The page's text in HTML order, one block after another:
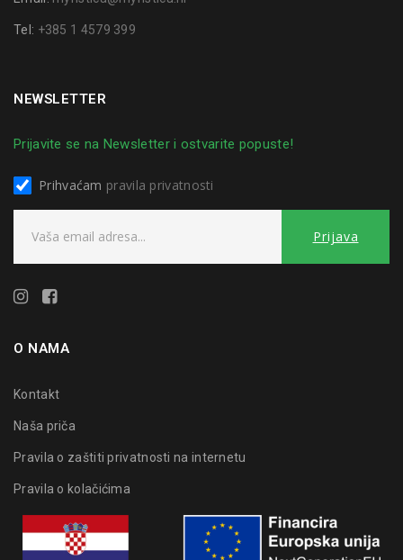
Tel: +385 1 4579 399
NEWSLETTER
Prijavite se na Newsletter i ostvarite popuste!
Prihvaćam pravila privatnosti
O NAMA
Kontakt
Naša priča
Pravila o zaštiti privatnosti na internetu
Pravila o kolačićima